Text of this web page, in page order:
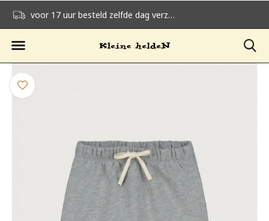
voor 17 uur besteld zelfde dag verzonden